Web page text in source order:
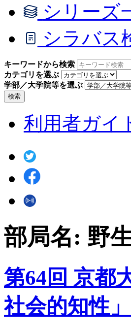
シリーズ
シラバス
キーワードから検索
カテゴリを選ぶ
学部／大学院等を選ぶ
検索
利用者ガイ
部局名: 野
第64回 京都
社会的知性」